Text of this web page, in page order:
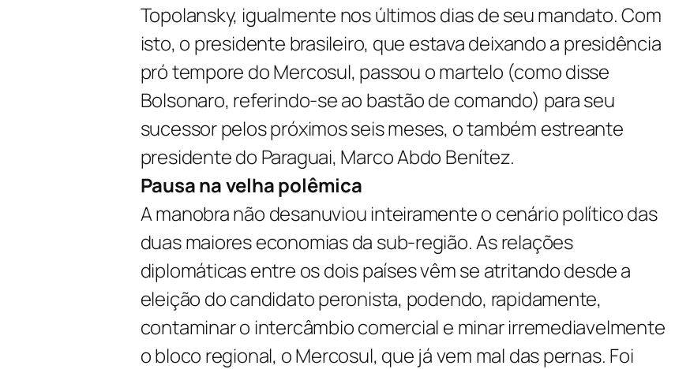
Topolansky, igualmente nos últimos dias de seu mandato. Com
isto, o presidente brasileiro, que estava deixando a presidência
pró tempore do Mercosul, passou o martelo (como disse
Bolsonaro, referindo-se ao bastão de comando) para seu
sucessor pelos próximos seis meses, o também estreante
presidente do Paraguai, Marco Abdo Benítez.
Pausa na velha polêmica
A manobra não desanuviou inteiramente o cenário político das
duas maiores economias da sub-região. As relações
diplomáticas entre os dois países vêm se atritando desde a
eleição do candidato peronista, podendo, rapidamente,
contaminar o intercâmbio comercial e minar irremediavelmente
o bloco regional, o Mercosul, que já vem mal das pernas. Foi